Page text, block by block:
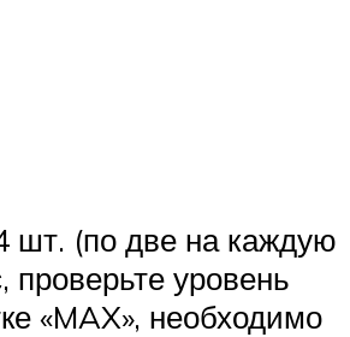
шт. (по две на каждую
уровень
«MAX», необходимо